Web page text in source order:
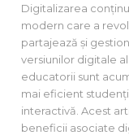
Digitalizarea
modern care a
partajează și
versiunilor digitale
educatorii sunt
mai eficient
interactivă. Acest
beneficii asociate